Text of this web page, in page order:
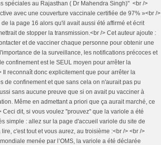
spéciales au Rajasthan ( Dr Mahendra Singh)" <br />
avec une couverture vaccinale certifiée de 97% »<br />
la page 16 alors qu'il avait aussi été affirmé et écrit
de stopper la transmission.<br /> Cet auteur ajoute :
et de vacciner chaque personne pour obtenir une
de la surveillance, les notifications précoces et
confinement est le SEUL moyen pour arrêter la
reconnaît donc explicitement que pour arrêter la
de confinement et que sans cela on n'aurait pas pu
sans aucune preuve que si on avait pu vacciner à
Même en admettant a priori que ça aurait marché, ce
dit, si vous voulez ''prouvez'' que la variole a été
simple : allez sur la page d'accueil variole du site de
c'est tout et vous aurez, au troisième :<br /> <br />
menée par l’OMS, la variole a été déclarée